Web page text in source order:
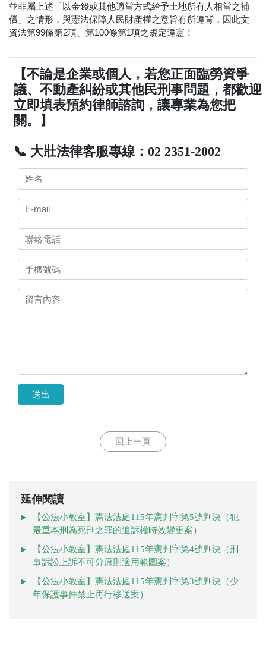
並非屬上述「以金錢或其他適當方式給予土地所有人相當之補
償」之情形，與憲法保障人民財產權之意旨有所違背，因此文
資法第99條第2項、第100條第1項之規定違憲！
【不論是企業或個人，若您正面臨勞資爭
議、不動產糾紛或其他民刑事問題，都歡迎
立即填表預約律師諮詢，讓專業為您把
關。】
📞 大壯法律客服專線：02 2351-2002
送出
回上一頁
延伸閱讀
【公法小教室】憲法法庭115年憲判字第5號判決（犯
最重本刑為死刑之罪的追訴權時效變更案）
【公法小教室】憲法法庭115年憲判字第4號判決（刑
事訴訟上訴不可分原則適用範圍案）
【公法小教室】憲法法庭115年憲判字第3號判決（少
年保護事件禁止再行移送案）